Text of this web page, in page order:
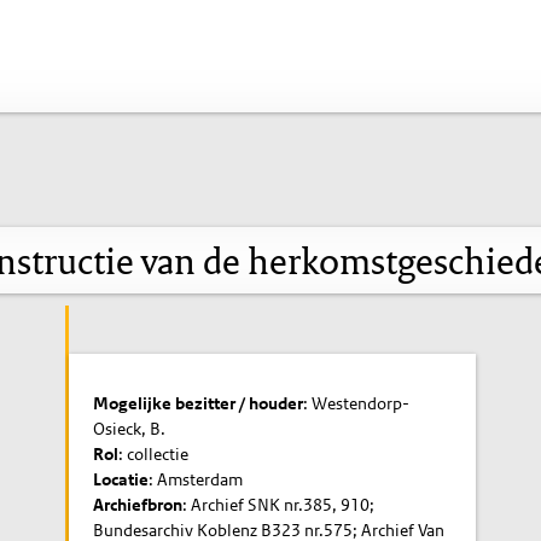
van de
Mogelijke bezitter / houder: Westendorp-
Osieck, B.
Rol: collectie
Locatie: Amsterdam
Archiefbron: Archief SNK nr.385, 910;
Bundesarchiv Koblenz B323 nr.575; Archief Van